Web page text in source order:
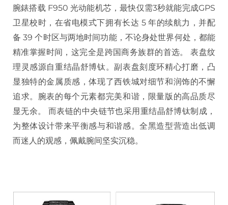
腕錶搭载 F950 光动能机芯，最快仅需3秒就能完成GPS
卫星校时，在省电模式下拥有长达 5 年的续航力，并配
备 39 个时区与两地时间功能，不论身处世界何处，都能
精准掌握时间，这完全是跨国商务族群的首选。 表盘纹
理灵感源自重结晶舒博钛。副表盘刻度环精心打磨，凸
显独特的金属质感，体现了西铁城对细节和润饰的不懈
追求。腕表的每个元素都完美和谐，限量版的高品质尽
显无余。 而表链的中央链节也采用重结晶舒博钛制成，
为整体设计带来平衡感与和谐感。全黑造型营造出低调
而迷人的观感，佩戴腕间坚实沉稳。